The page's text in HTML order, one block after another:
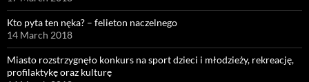
Kto pyta ten nęka? – felieton naczelnego
14 March 2018
Miasto rozstrzygnęło konkurs na sport dzieci i młodzieży, rekreację,
profilaktykę oraz kulturę